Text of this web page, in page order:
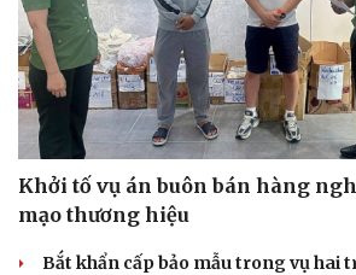
Khởi tố vụ án buôn bán hàng
mạo thương hiệu
Bắt khẩn cấp bảo mẫu trong vụ hai